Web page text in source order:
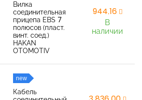
Вилка
соединительная
прицепа EBS 7
полюсов (пласт.
винт. соед.)
HAKAN
OTOMOTIV
944,16
В
наличии
new
Кабель